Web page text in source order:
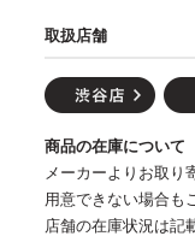
取扱店舗
商品の在庫について
メーカーよりお取り
用意できない場合も
店舗の在庫状況は記